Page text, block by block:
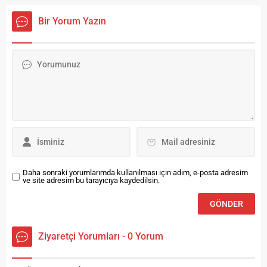
ziyaretinde bulunarak
öğrencilerle hasbihal etti.
Fahriye Kız Öğrenci
gösterilerle sevindirdi. İl
köpeği ‘Özne’ tarafından
Bir Yorum Yazın
Daha sonraki yorumlarımda kullanılması için adım, e-posta adresim
ve site adresim bu tarayıcıya kaydedilsin.
Ziyaretçi Yorumları - 0 Yorum